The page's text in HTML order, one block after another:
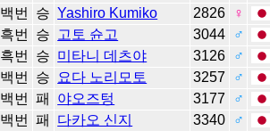
백번 승 Yashiro Kumiko 2826
♀
흑번 승 고토 슌고 3044
♂
흑번 승 미타니 데츠야 3126
♂
백번 승 요다 노리모토 3257
♂
백번 패 야오즈텅 3177
♂
백번 패 다카오 신지 3340
♂